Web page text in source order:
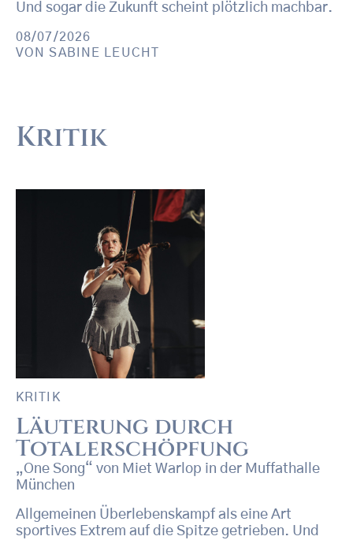
Und sogar die Zukunft scheint plötzlich machbar.
08/07/2026
VON SABINE LEUCHT
Kritik
KRITIK
Läuterung durch
Totalerschöpfung
„One Song“ von Miet Warlop in der Muffathalle
München
Allgemeinen Überlebenskampf als eine Art
sportives Extrem auf die Spitze getrieben. Und